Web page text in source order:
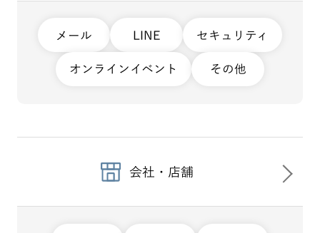
メール LINE セキュリティ
オンラインイベント その他
会社・店舗